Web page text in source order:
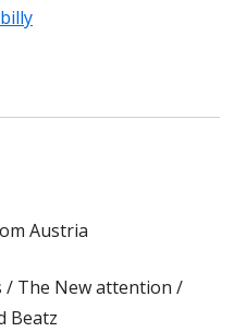
Austria
/ The New attention /
Beatz